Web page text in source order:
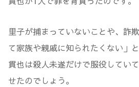
里子が捕まっていないことや、詐
て家族や親戚に知られたくない」
貫也は殺人未遂だけで服役してい
せたのでしょう。